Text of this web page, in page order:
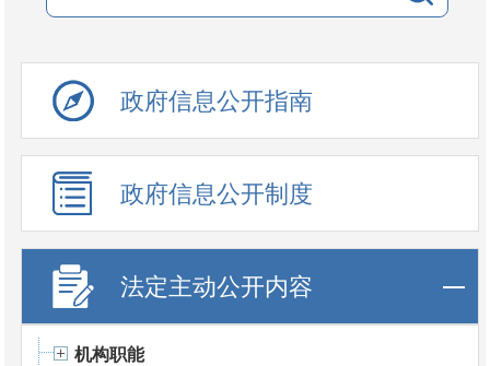
政府信息公开指南
政府信息公开制度
法定主动公开内容
机构职能